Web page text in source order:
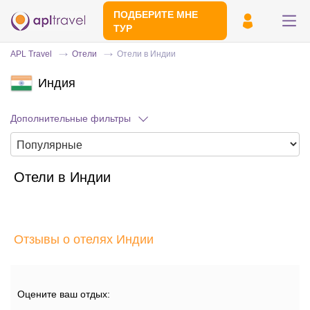
ПОДБЕРИТЕ МНЕ
ТУР
минут
APL Travel Отели Отели в Индии
Индия
Дополнительные фильтры
Отели в Индии
Отзывы о отелях Индии
Оцените ваш отдых: